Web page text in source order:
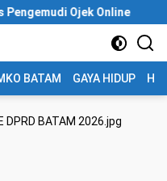
Online Tangis
BATAM GAYA HIDUP